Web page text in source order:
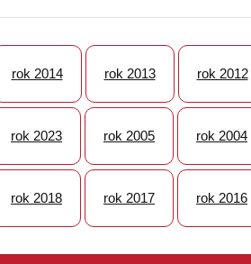
rok 2014 rok 2013 rok 2012
rok 2023 rok 2005 rok 2004
rok 2018 rok 2017 rok 2016